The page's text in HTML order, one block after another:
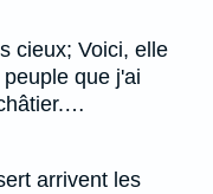
cieux; Voici, elle
que j'ai
arrivent les